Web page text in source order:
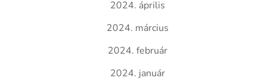
2024. április
2024. március
2024. február
2024. január